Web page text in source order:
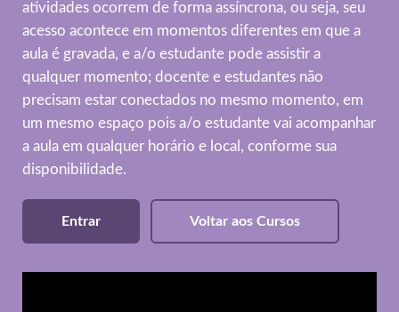
atividades ocorrem de forma assíncrona, ou seja, seu
acesso acontece em momentos diferentes em que a
aula é gravada, e a/o estudante pode assistir a
qualquer momento; docente e estudantes não
precisam estar conectados no mesmo momento, em
um mesmo espaço pois a/o estudante vai acompanhar
a aula em qualquer horário e local, conforme sua
disponibilidade.
Entrar Voltar aos Cursos